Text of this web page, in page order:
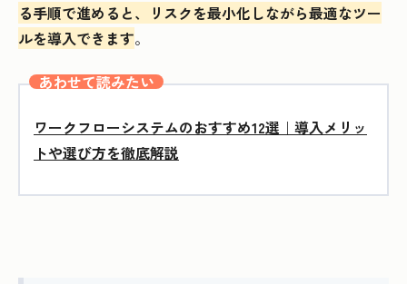
る手順で進めると、リスクを最小化しながら最適なツー
ルを導入できます。
あわせて読みたい
ワークフローシステムのおすすめ12選｜導入メリッ
トや選び方を徹底解説